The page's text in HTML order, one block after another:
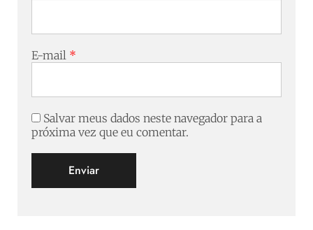
E-mail *
Salvar meus dados neste navegador para a
próxima vez que eu comentar.